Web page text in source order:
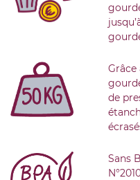
Grâce
de
Sans